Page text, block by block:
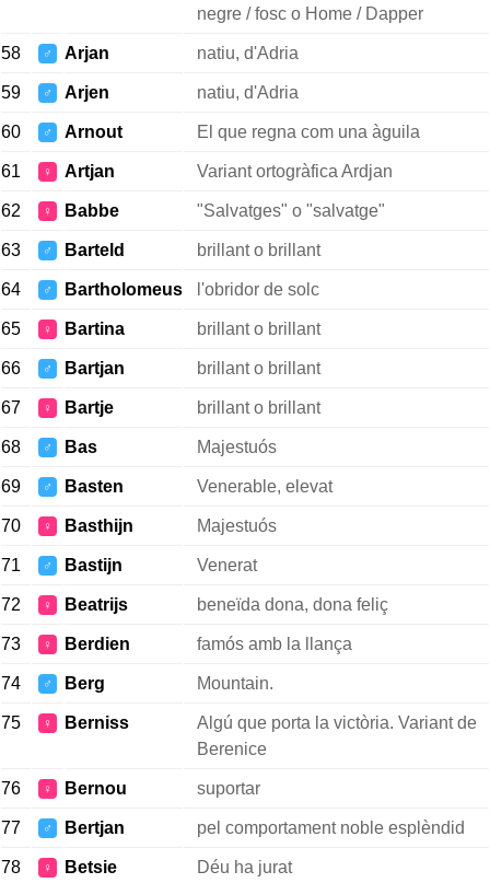
negre / fosc o Home / Dapper
58 ♂ Arjan natiu, d'Adria
59 ♂ Arjen natiu, d'Adria
60 ♂ Arnout El que regna com una àguila
61 ♀ Artjan Variant ortogràfica Ardjan
62 ♀ Babbe "Salvatges" o "salvatge"
63 ♂ Barteld brillant o brillant
64 ♂ Bartholomeus l'obridor de solc
65 ♀ Bartina brillant o brillant
66 ♂ Bartjan brillant o brillant
67 ♀ Bartje brillant o brillant
68 ♂ Bas Majestuós
69 ♂ Basten Venerable, elevat
70 ♀ Basthijn Majestuós
71 ♂ Bastijn Venerat
72 ♀ Beatrijs beneïda dona, dona feliç
73 ♀ Berdien famós amb la llança
74 ♂ Berg Mountain.
75 ♀ Berniss
Algú que porta la victòria. Variant de
Berenice
76 ♀ Bernou suportar
77 ♂ Bertjan pel comportament noble esplèndid
78 ♀ Betsie Déu ha jurat